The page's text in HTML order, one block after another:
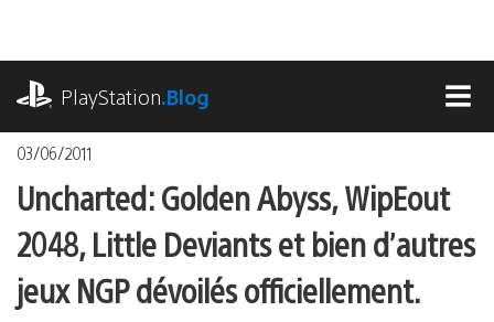
contenu
PlayStation.Blog
03/06/2011
Uncharted: Golden Abyss, WipEout
2048, Little Deviants et bien d’autres
jeux NGP dévoilés officiellement.